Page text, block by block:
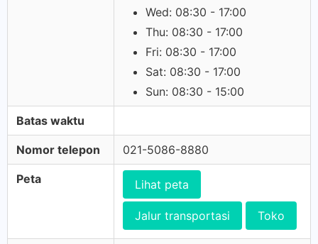
Wed: 08:30 - 17:00
Thu: 08:30 - 17:00
Fri: 08:30 - 17:00
Sat: 08:30 - 17:00
Sun: 08:30 - 15:00
Batas waktu
Nomor telepon 021-5086-8880
Peta Lihat peta
Jalur transportasi Toko